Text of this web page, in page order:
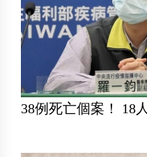
38例死亡個案！ 18